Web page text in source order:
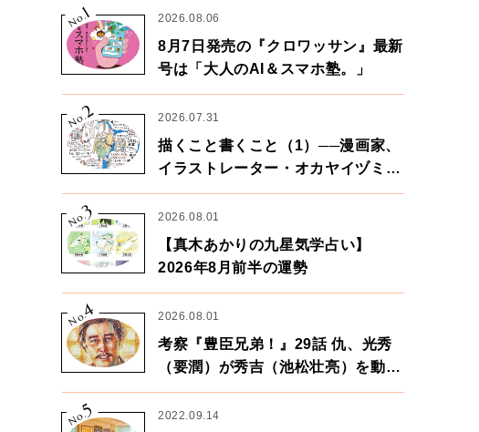
No.
1 2026.08.06
8月7日発売の『クロワッサン』最新
号は「大人のAI＆スマホ塾。」
No.2 2026.07.31
描くこと書くこと（1）──漫画家、
イラストレーター・オカヤイヅミさ
ん×漫画家・鶴谷香央理さん
No.
3 2026.08.01
【真木あかりの九星気学占い】
2026年8月前半の運勢
No.
4 2026.08.01
考察『豊臣兄弟！』29話 仇、光秀
（要潤）が秀吉（池松壮亮）を動か
す。天下に向けた兄弟の分岐点。
No.
5 2022.09.14